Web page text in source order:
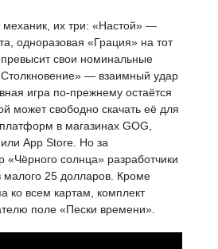
механик, их три: «Настой» —
одноразовая «Грация» на тот
свои номинальные
— взаимный удар
игра по-прежнему остаётся
может свободно скачать её для
в магазинах GOG,
App Store. Но за
солнца» разработчики
малого 25 долларов. Кроме
ко всем картам, комплект
поле «Пески времени».